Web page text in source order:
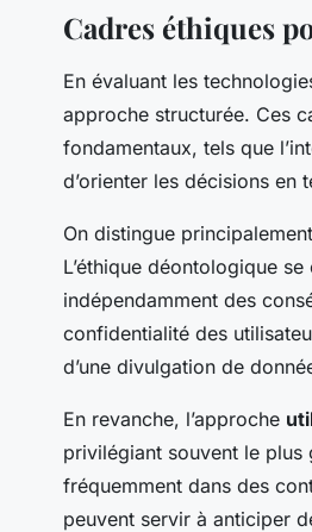
Cadres éthiques
En évaluant les
approche structurée. Ces
fondamentaux, tels que
d’orienter les décisions en
On distingue
L’éthique déontologique
indépendamment des
confidentialité des
d’une divulgation de
En revanche, l’approche
privilégiant souvent le plus
fréquemment dans des
peuvent servir à anticiper